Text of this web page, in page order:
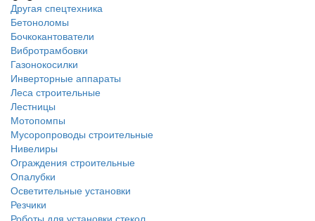
Другая спецтехника
Бетоноломы
Бочкокантователи
Вибротрамбовки
Газонокосилки
Инверторные аппараты
Леса строительные
Лестницы
Мотопомпы
Мусоропроводы строительные
Нивелиры
Ограждения строительные
Опалубки
Осветительные установки
Резчики
Роботы для установки стекол